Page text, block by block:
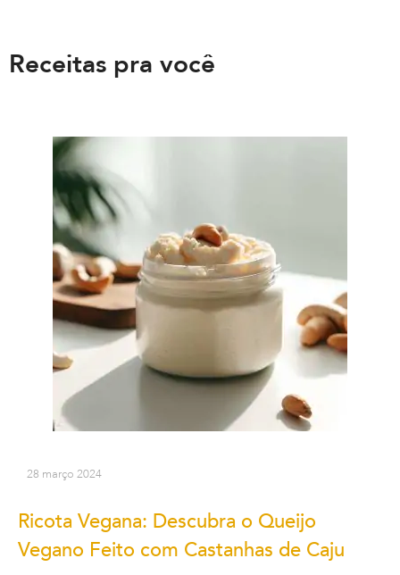
Receitas pra você
28 março 2024
Ricota Vegana: Descubra o Queijo
Vegano Feito com Castanhas de Caju